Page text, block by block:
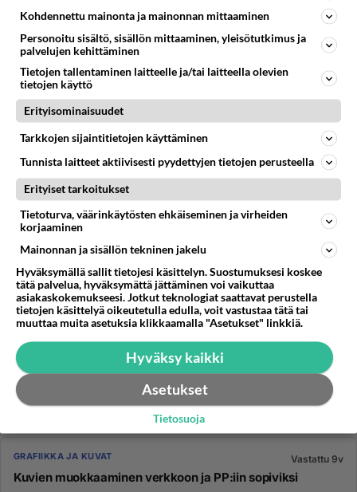
TIEDE JA TEKNOLOGIA Vastattu 9v
Kuvanlaatu puhelimessa
Otsikko johtaa hieman harhaan, mutta ehdotetaan siis
puhelimia joissa hyvä taka- ja etukamera :) mielellään
alle 300€ ja...
16.10.2016 21:59
GRAFIIKKA JA KUVAT Vastattu 9v
Kuvien muokkaaminen verkkoon ja PP:iin sopiviksi
Kohdennettu mainonta ja mainonnan mittaaminen
Personoitu sisältö, sisällön mittaaminen, yleisötutkimus ja
palvelujen kehittäminen
Tietojen tallentaminen laitteelle ja/tai laitteella olevien
tietojen käyttö
Erityisominaisuudet
Tarkkojen sijaintitietojen käyttäminen
Tunnista laitteet aktiivisesti pyydettyjen tietojen perusteella
Erityiset tarkoitukset
Tietoturva, väärinkäytösten ehkäiseminen ja virheiden
korjaaminen
Mainonnan ja sisällön tekninen jakelu
Hyväksymällä sallit tietojesi käsittelyn. Suostumuksesi koskee
tätä palvelua, hyväksymättä jättäminen voi vaikuttaa
asiakaskokemukseesi. Jotkut teknologiat saattavat perustella
tietojen käsittelyä oikeutetulla edulla, voit vastustaa tätä tai
muuttaa muita asetuksia klikkaamalla "Asetukset" linkkiä.
Hyväksy kaikki
Asetukset
Tietosuoja